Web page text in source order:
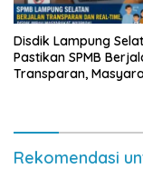
Disdik Lampung
Pastikan SPMB
Transparan,
Rekomendasi